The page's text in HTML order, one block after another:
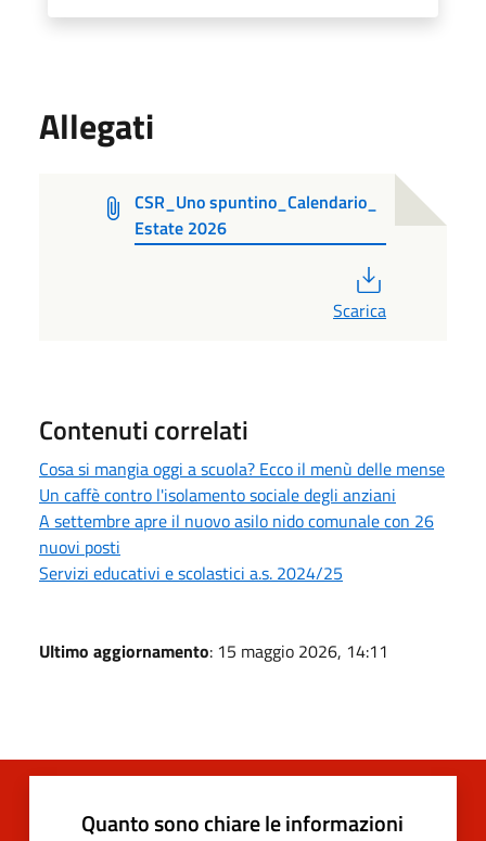
Allegati
CSR_Uno spuntino_Calendario_
Estate 2026
Scarica
Contenuti correlati
Cosa si mangia oggi a scuola? Ecco il menù delle mense
Un caffè contro l'isolamento sociale degli anziani
A settembre apre il nuovo asilo nido comunale con 26
nuovi posti
Servizi educativi e scolastici a.s. 2024/25
Ultimo aggiornamento: 15 maggio 2026, 14:11
Quanto sono chiare le informazioni